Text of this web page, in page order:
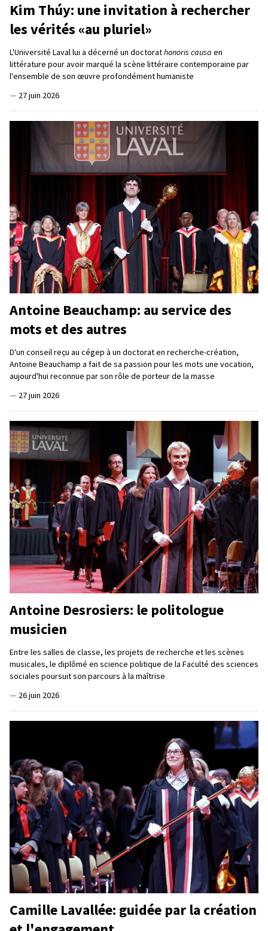
Kim Thúy: une invitation à rechercher
les vérités «au pluriel»
L'Université Laval lui a décerné un doctorathonoris causa en
littérature pour avoir marqué la scène littéraire contemporaine par
l'ensemble de son œuvre profondément humaniste
— 27 juin 2026
Antoine Beauchamp: au service des
mots et des autres
D'un conseil reçu au cégep à un doctorat en recherche-création,
Antoine Beauchamp a fait de sa passion pour les mots une vocation,
aujourd'hui reconnue par son rôle de porteur de la masse
— 27 juin 2026
Antoine Desrosiers: le politologue
musicien
Entre les salles de classe, les projets de recherche et les scènes
musicales, le diplômé en science politique de la Faculté des sciences
sociales poursuit son parcours à la maîtrise
— 26 juin 2026
Camille Lavallée: guidée par la création